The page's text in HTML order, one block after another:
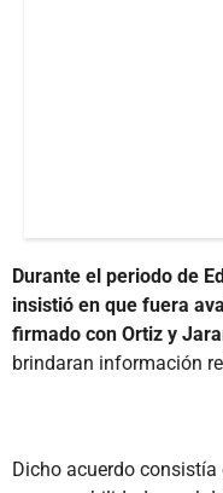
Durante el periodo de
insistió en que fuera
firmado con Ortiz y
brindaran información
Dicho acuerdo